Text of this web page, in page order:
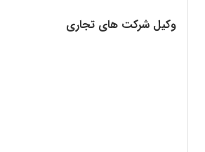
وکیل شرکت های تجاری